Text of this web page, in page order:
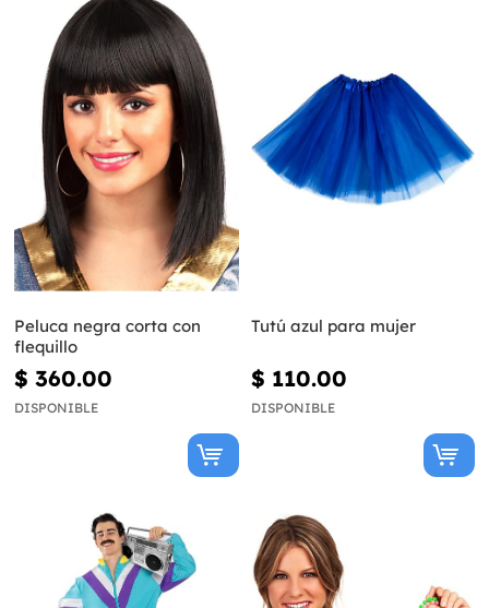
Peluca negra corta con
flequillo
$ 360.00
DISPONIBLE
Tutú azul para mujer
$ 110.00
DISPONIBLE